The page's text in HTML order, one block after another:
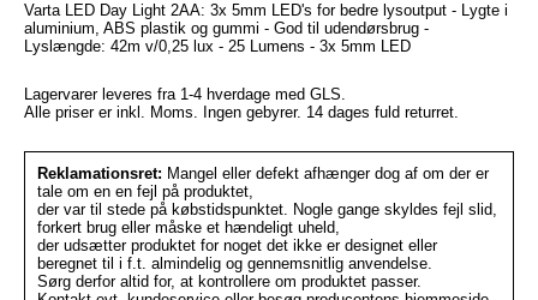
Varta LED Day Light 2AA: 3x 5mm LED's for bedre lysoutput - Lygte i
aluminium, ABS plastik og gummi - God til udendørsbrug -
Lyslængde: 42m v/0,25 lux - 25 Lumens - 3x 5mm LED
Lagervarer leveres fra 1-4 hverdage med GLS.
Alle priser er inkl. Moms. Ingen gebyrer. 14 dages fuld returret.
Reklamationsret: Mangel eller defekt afhænger dog af om der er
tale om en en fejl på produktet,
der var til stede på købstidspunktet. Nogle gange skyldes fejl slid,
forkert brug eller måske et hændeligt uheld,
der udsætter produktet for noget det ikke er designet eller
beregnet til i f.t. almindelig og gennemsnitlig anvendelse.
Sørg derfor altid for, at kontrollere om produktet passer.